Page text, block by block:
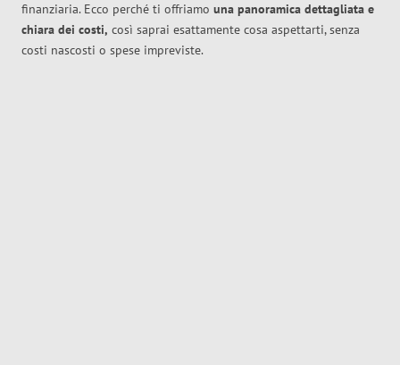
finanziaria. Ecco perché ti offriamo una panoramica dettagliata e
chiara dei costi, così saprai esattamente cosa aspettarti, senza
costi nascosti o spese impreviste.